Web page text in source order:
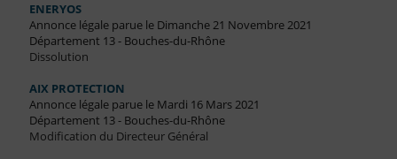
ENERYOS
Annonce légale parue le Dimanche 21 Novembre 2021
Département 13 - Bouches-du-Rhône
Dissolution
AIX PROTECTION
Annonce légale parue le Mardi 16 Mars 2021
Département 13 - Bouches-du-Rhône
Modification du Directeur Général